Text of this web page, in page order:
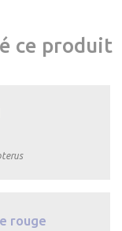
ce produit
rouge